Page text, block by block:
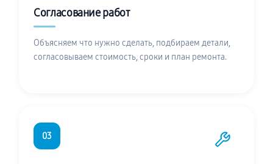
Согласование работ
Объясняем что нужно сделать, подбираем детали,
согласовываем стоимость, сроки и план ремонта.
03